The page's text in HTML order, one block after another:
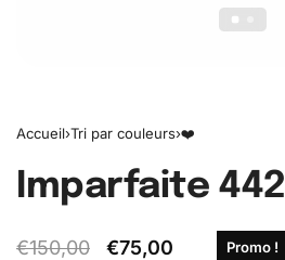
Accueil›Tri par couleurs›❤️
Imparfaite 442
€150,00 €75,00 Promo !